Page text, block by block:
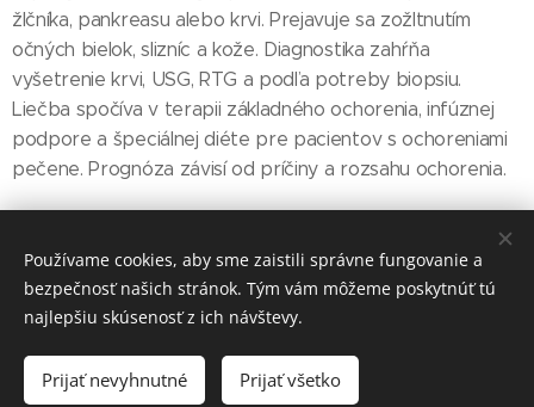
žlčníka, pankreasu alebo krvi. Prejavuje sa zožltnutím
očných bielok, slizníc a kože. Diagnostika zahŕňa
vyšetrenie krvi, USG, RTG a podľa potreby biopsiu.
Liečba spočíva v terapii základného ochorenia, infúznej
podpore a špeciálnej diéte pre pacientov s ochoreniami
pečene. Prognóza závisí od príčiny a rozsahu ochorenia.
© 2025Veterinárna klinika ZVERLAND Piešťany spol. s r.o.
všetky práva vyhradené
Cookies
Používame cookies, aby sme zaistili správne fungovanie a
bezpečnosť našich stránok. Tým vám môžeme poskytnúť tú
najlepšiu skúsenosť z ich návštevy.
Prijať nevyhnutné Prijať všetko